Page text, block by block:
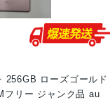
ローズゴールド
フリー ジャンク品 au